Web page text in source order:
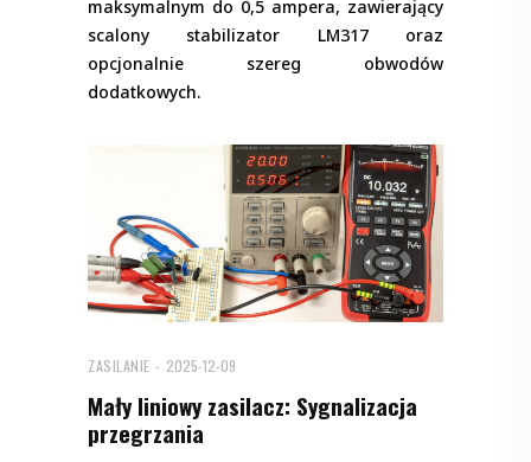
maksymalnym do 0,5 ampera, zawierający
scalony stabilizator LM317 oraz
opcjonalnie szereg obwodów
dodatkowych.
ZASILANIE 2025-12-09
Mały liniowy zasilacz: Sygnalizacja
przegrzania